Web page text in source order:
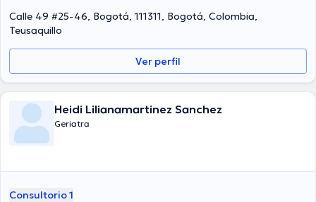
Calle 49 #25-46, Bogotá, 111311, Bogotá, Colombia,
Teusaquillo
Ver perfil
Heidi Lilianamartinez Sanchez
Geriatra
Consultorio 1